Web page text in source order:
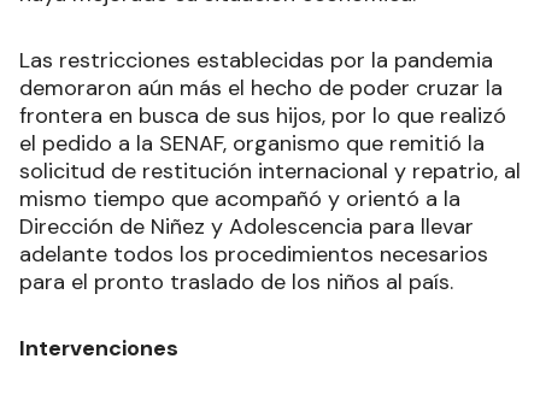
Las restricciones establecidas por la pandemia
demoraron aún más el hecho de poder cruzar la
frontera en busca de sus hijos, por lo que realizó
el pedido a la SENAF, organismo que remitió la
solicitud de restitución internacional y repatrio, al
mismo tiempo que acompañó y orientó a la
Dirección de Niñez y Adolescencia para llevar
adelante todos los procedimientos necesarios
para el pronto traslado de los niños al país.
Intervenciones